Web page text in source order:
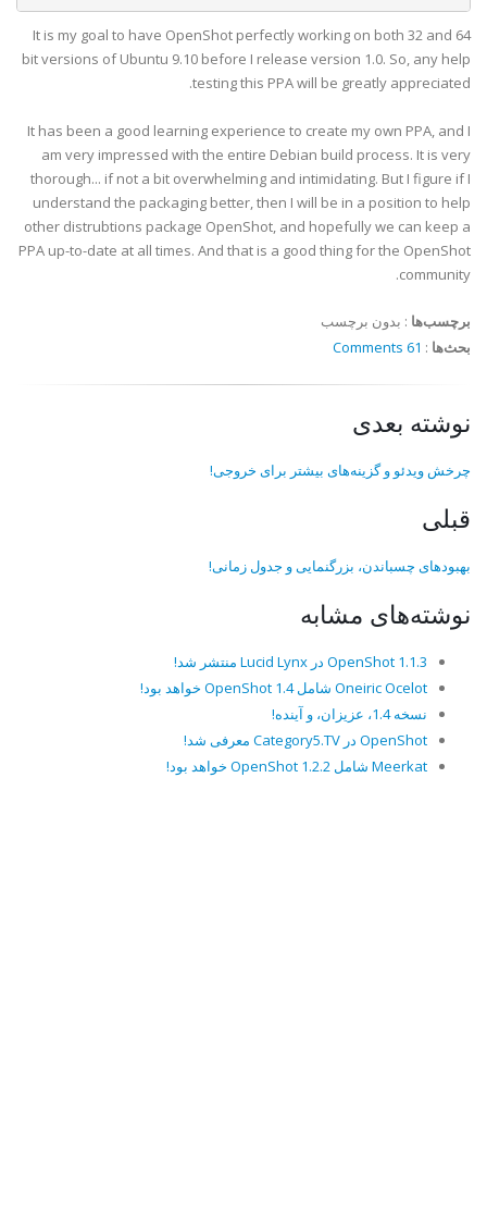
It is my goal to have OpenShot perfectly working on both 32 and 64
bit versions of Ubuntu 9.10 before I release version 1.0. So, any help
testing this PPA will be greatly appreciated.
It has been a good learning experience to create my own PPA, and I
am very impressed with the entire Debian build process. It is very
thorough... if not a bit overwhelming and intimidating. But I figure if I
understand the packaging better, then I will be in a position to help
other distrubtions package OpenShot, and hopefully we can keep a
PPA up-to-date at all times. And that is a good thing for the OpenShot
community.
برچسب‌ها : بدون برچسب
بحث‌ها :
61 Comments
نوشته بعدی
چرخش ویدئو و گزینه‌های بیشتر برای خروجی!
قبلی
بهبودهای چسباندن، بزرگنمایی و جدول زمانی!
نوشته‌های مشابه
OpenShot 1.1.3 در Lucid Lynx منتشر شد!
Oneiric Ocelot شامل OpenShot 1.4 خواهد بود!
نسخه 1.4، عزیزان، و آینده!
OpenShot در Category5.TV معرفی شد!
Meerkat شامل OpenShot 1.2.2 خواهد بود!